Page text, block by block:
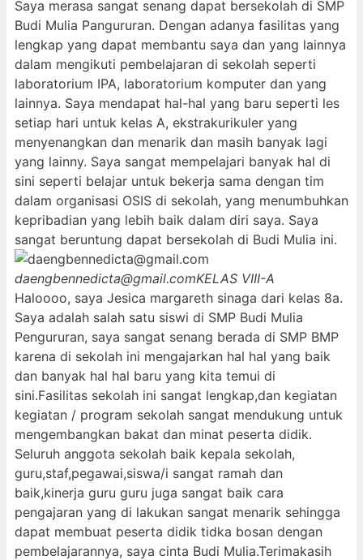
Saya merasa sangat senang dapat bersekolah di SMP
Budi Mulia Pangururan. Dengan adanya fasilitas yang
lengkap yang dapat membantu saya dan yang lainnya
dalam mengikuti pembelajaran di sekolah seperti
laboratorium IPA, laboratorium komputer dan yang
lainnya. Saya mendapat hal-hal yang baru seperti les
setiap hari untuk kelas A, ekstrakurikuler yang
menyenangkan dan menarik dan masih banyak lagi
yang lainny. Saya sangat mempelajari banyak hal di
sini seperti belajar untuk bekerja sama dengan tim
dalam organisasi OSIS di sekolah, yang menumbuhkan
kepribadian yang lebih baik dalam diri saya. Saya
sangat beruntung dapat bersekolah di Budi Mulia ini.
daengbennedicta@gmail.comKELAS VIII-A
Haloooo, saya Jesica margareth sinaga dari kelas 8a.
Saya adalah salah satu siswi di SMP Budi Mulia
Pengururan, saya sangat senang berada di SMP BMP
karena di sekolah ini mengajarkan hal hal yang baik
dan banyak hal hal baru yang kita temui di
sini.Fasilitas sekolah ini sangat lengkap,dan kegiatan
kegiatan / program sekolah sangat mendukung untuk
mengembangkan bakat dan minat peserta didik.
Seluruh anggota sekolah baik kepala sekolah,
guru,staf,pegawai,siswa/i sangat ramah dan
baik,kinerja guru guru juga sangat baik cara
pengajaran yang di lakukan sangat menarik sehingga
dapat membuat peserta didik tidka bosan dengan
pembelajarannya, saya cinta Budi Mulia.Terimakasih